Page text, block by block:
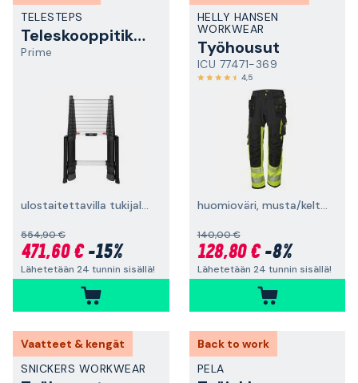
TELESTEPS
Teleskooppitikkaat
Prime
ulostaitettavilla tukijaloilla
554,90 €
471,60 €-15%
Lähetetään 24 tunnin sisällä!
HELLY HANSEN
WORKWEAR
Työhousut
ICU 77471-369
4,5
huomioväri, musta/keltainen
140,00 €
128,80 €-8%
Lähetetään 24 tunnin sisällä!
Vaatteet & kengät
SNICKERS WORKWEAR
Back to work
PELA